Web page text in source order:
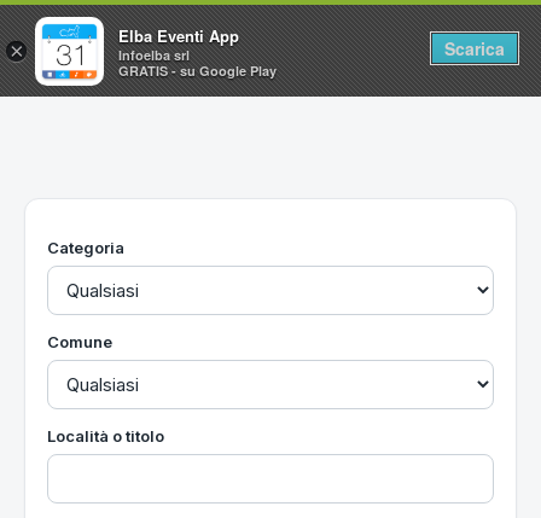
Home
Utilità
Categoria
Comune
Località o titolo
×
Elba Eventi App
Infoelba srl
GRATIS - su Google Play
Scarica